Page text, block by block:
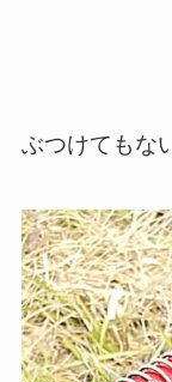
ぶつけてもな